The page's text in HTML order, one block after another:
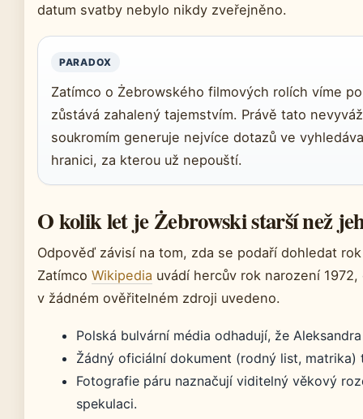
datum svatby nebylo nikdy zveřejněno.
PARADOX
Zatímco o Żebrowského filmových rolích víme
zůstává zahalený tajemstvím. Právě tato
soukromím generuje nejvíce dotazů ve
hranici, za kterou už nepouští.
O kolik let je Żebrowski starší než
Odpověď závisí na tom, zda se podaří dohledat
Zatímco Wikipedia uvádí hercův rok narození
v žádném ověřitelném zdroji uvedeno.
Polská bulvární média odhadují, že
Žádný oficiální dokument (rodný list,
Fotografie páru naznačují viditelný věkový
spekulaci.